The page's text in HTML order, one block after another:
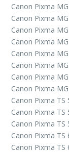
Canon Pixma
Canon Pixma
Canon Pixma
Canon Pixma
Canon Pixma
Canon Pixma
Canon Pixma
Canon Pixma
Canon Pixma TS
Canon Pixma TS
Canon Pixma TS
Canon Pixma TS
Canon Pixma TS